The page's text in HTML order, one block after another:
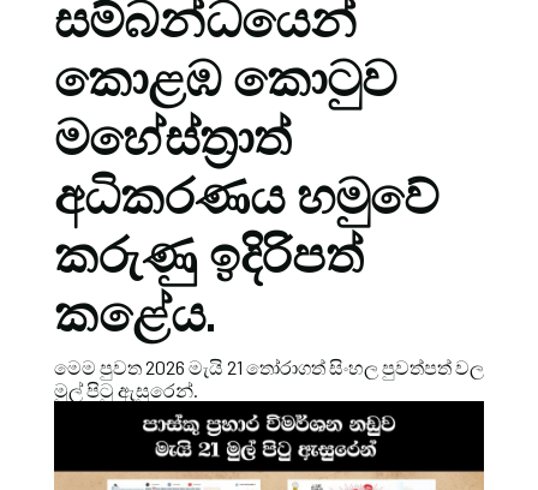
සම්බන්ධයෙන්
කොළඹ කොටුව
මහේස්ත්‍රාත්
අධිකරණය හමුවේ
කරුණු ඉදිරිපත්
කළේය.
මෙම පුවත 2026 මැයි 21 තෝරාගත් සිංහල පුවත්පත් වල
මුල් පිටු ඇසුරෙන්.